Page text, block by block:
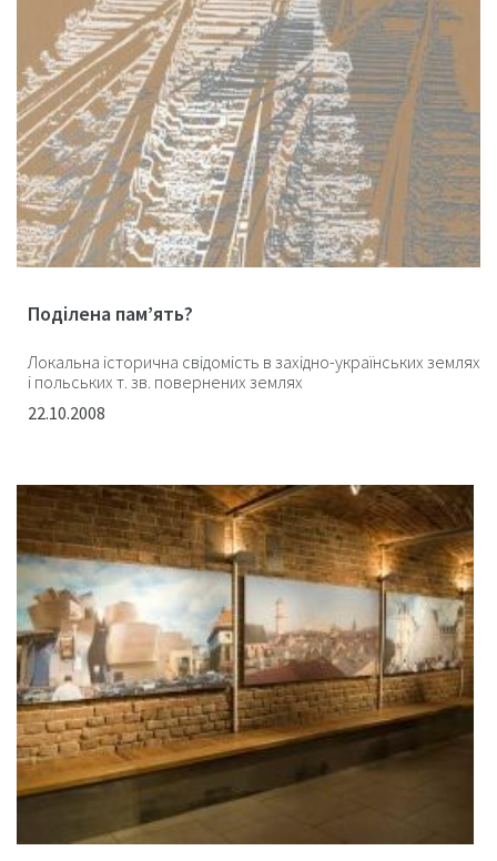
Поділена пам’ять?
Локальна історична свідомість в західно-українських землях
і польських т. зв. повернених землях
22.10.2008